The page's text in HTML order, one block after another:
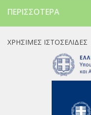
ΠΕΡΙΣΣΌΤΕΡΑ
ΧΡΉΣΙΜΕΣ ΙΣΤΟΣΕΛΊΔΕΣ